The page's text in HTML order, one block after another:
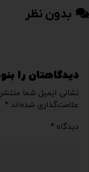
بدون نظر
دیدگاهتان را
نشانی ایمیل شما
علامت‌گذاری شده‌اند *
دیدگاه *